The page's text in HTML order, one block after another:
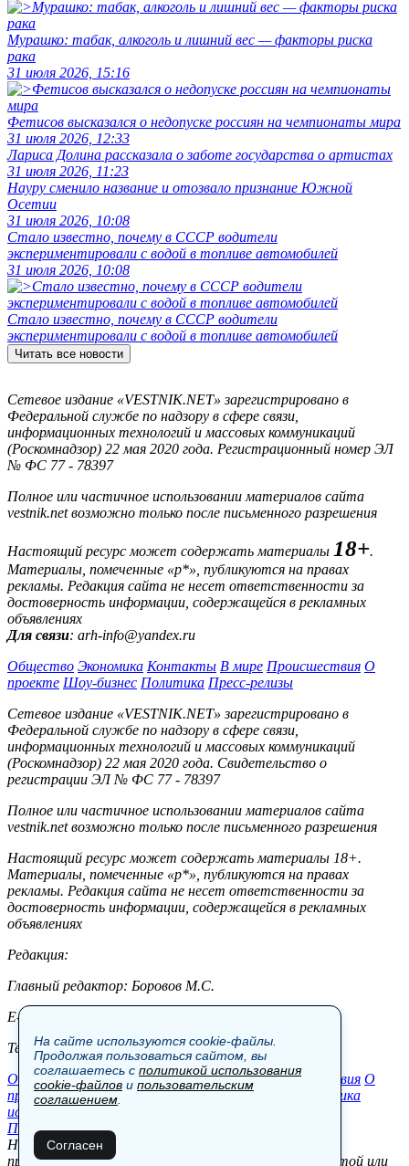
Мурашко: табак, алкоголь и лишний вес — факторы риска
рака
31 июля 2026, 15:16
Фетисов высказался о недопуске россиян на чемпионаты мира
31 июля 2026, 12:33
Лариса Долина рассказала о заботе государства о артистах
31 июля 2026, 11:23
Науру сменило название и отозвало признание Южной
Осетии
31 июля 2026, 10:08
Стало известно, почему в СССР водители
экспериментировали с водой в топливе автомобилей
31 июля 2026, 10:08
Стало известно, почему в СССР водители
экспериментировали с водой в топливе автомобилей
Читать все новости
Сетевое издание «VESTNIK.NET» зарегистрировано в
Федеральной службе по надзору в сфере связи,
информационных технологий и массовых коммуникаций
(Роскомнадзор) 22 мая 2020 года. Регистрационный номер ЭЛ
№ ФС 77 - 78397
Полное или частичное использовании материалов сайта
vestnik.net возможно только после письменного разрешения
Настоящий ресурс может содержать материалы 18+.
Материалы, помеченные «р*», публикуются на правах
рекламы. Редакция сайта не несет ответственности за
достоверность информации, содержащейся в рекламных
объявлениях
Для связи: arh-info@yandex.ru
Общество Экономика Контакты В мире Происшествия О
проекте Шоу-бизнес Политика Пресс-релизы
Сетевое издание «VESTNIK.NET» зарегистрировано в
Федеральной службе по надзору в сфере связи,
информационных технологий и массовых коммуникаций
(Роскомнадзор) 22 мая 2020 года. Свидетельство о
регистрации ЭЛ № ФС 77 - 78397
Полное или частичное использовании материалов сайта
vestnik.net возможно только после письменного разрешения
Настоящий ресурс может содержать материалы 18+.
Материалы, помеченные «р*», публикуются на правах
рекламы. Редакция сайта не несет ответственности за
достоверность информации, содержащейся в рекламных
объявлениях
Редакция:
Главный редактор: Боровов М.С.
E-mail: site@vestnik.net, reb.msk@yandex.ru
Тел.: +7 (921) 720-00-97
Общество Экономика Контакты В мире Происшествия О
проекте Шоу-бизнес Политика Пресс-релизы
Политика
использования cookie-файлов
Пользовательское соглашение
Новости, аналитика, прогнозы и другие материалы,
представленные на данном сайте, не являются офертой или
На сайте используются cookie-файлы.
Продолжая пользоваться сайтом, вы
соглашаетесь с политикой использования
cookie-файлов и пользовательским
соглашением
Согласен